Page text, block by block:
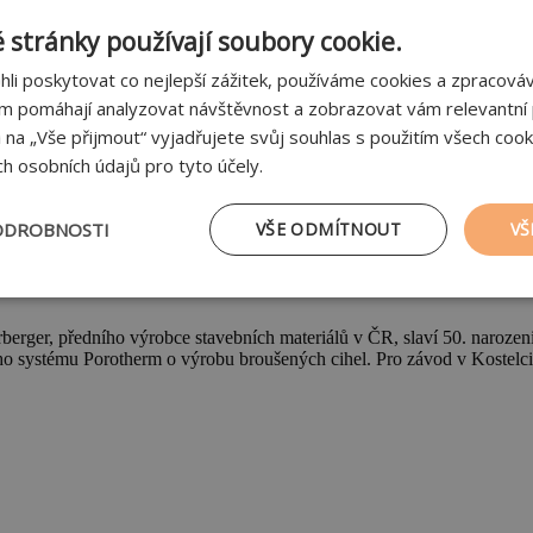
let. Instaluje novou brousicí
předního výrobce stavebních materiálů v ČR, slaví 50.
systému Porotherm o výrobu broušených cihel. Pro závod v
stránky používají soubory cookie.
poskytovat co nejlepší zážitek, používáme cookies a
pomáhají analyzovat návštěvnost a zobrazovat vám
na „Vše přijmout“ vyjadřujete svůj souhlas s použitím všech
osobních údajů pro tyto účely.
VŠE ODMÍTNOUT
Výkonové soubory Soubory cílení